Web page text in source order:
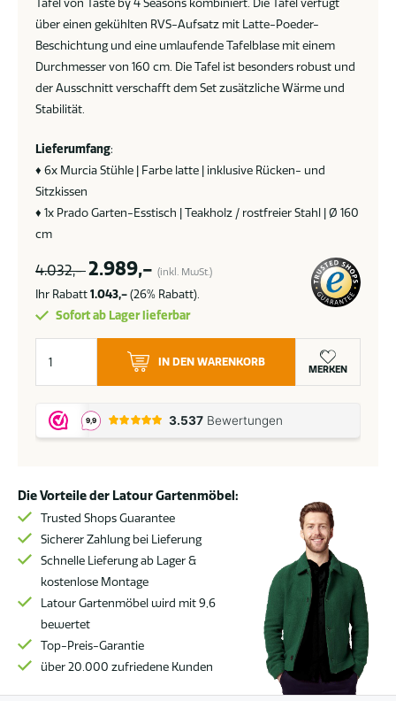
über einen gekühlten RVS-Aufsatz mit Latte-Poeder-
Beschichtung und eine umlaufende Tafelblase mit einem
Durchmesser von 160 cm. Die Tafel ist besonders robust und
der Ausschnitt verschafft dem Set zusätzliche Wärme und
Stabilität.
Lieferumfang:
♦ 6x Murcia Stühle | Farbe latte | inklusive Rücken- und
Sitzkissen
♦ 1x Prado Garten-Esstisch | Teakholz / rostfreier Stahl | Ø 160
cm
4.032,- 2.989,- (inkl. MwSt.)
Ihr Rabatt1.043,-(26% Rabatt).
Sofort ab Lager lieferbar
Seasons
Outdoor
Murcia
Esstischgarnitur
Prado
Tisch
Teakholz
Platte
Ø
160
cm
Sale
IN DEN WARENKORB
MERKEN
Die Vorteile der Latour Gartenmöbel:
Trusted Shops Guarantee
Sicherer Zahlung bei Lieferung
Schnelle Lieferung ab Lager &
kostenlose Montage
Latour Gartenmöbel wird mit 9,6
bewertet
Top-Preis-Garantie
über 20.000 zufriedene Kunden